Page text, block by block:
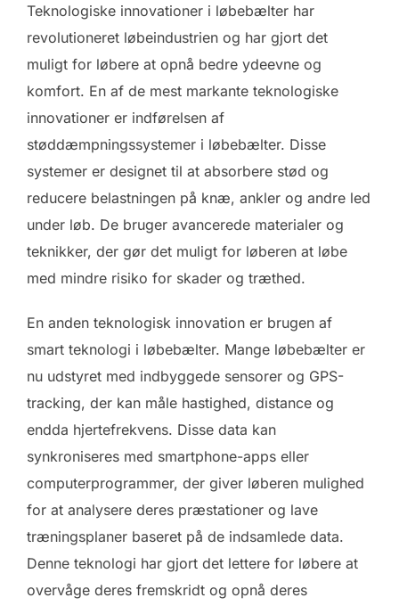
Teknologiske innovationer i løbebælter har
revolutioneret løbeindustrien og har gjort det
muligt for løbere at opnå bedre ydeevne og
komfort. En af de mest markante teknologiske
innovationer er indførelsen af
støddæmpningssystemer i løbebælter. Disse
systemer er designet til at absorbere stød og
reducere belastningen på knæ, ankler og andre led
under løb. De bruger avancerede materialer og
teknikker, der gør det muligt for løberen at løbe
med mindre risiko for skader og træthed.
En anden teknologisk innovation er brugen af ​​
smart teknologi i løbebælter. Mange løbebælter er
nu udstyret med indbyggede sensorer og GPS-
tracking, der kan måle hastighed, distance og
endda hjertefrekvens. Disse data kan
synkroniseres med smartphone-apps eller
computerprogrammer, der giver løberen mulighed
for at analysere deres præstationer og lave
træningsplaner baseret på de indsamlede data.
Denne teknologi har gjort det lettere for løbere at
overvåge deres fremskridt og opnå deres